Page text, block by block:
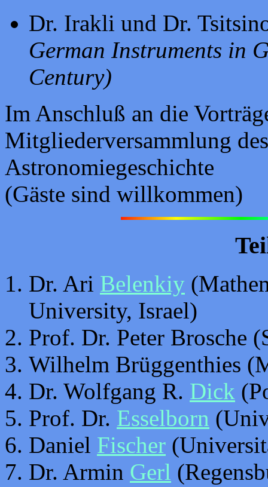
Dr. Irakli und Dr.
German Instruments in
Century)
Im Anschluß an die
Mitgliederversammlung
Astronomiegeschichte
(Gäste sind willkommen)
Dr. Ari Belenkiy
University, Israel)
Prof. Dr. Peter Brosche
Wilhelm Brüggenthies
Dr. Wolfgang R. Dick
Prof. Dr. Esselborn
Daniel Fischer
Dr. Armin Gerl